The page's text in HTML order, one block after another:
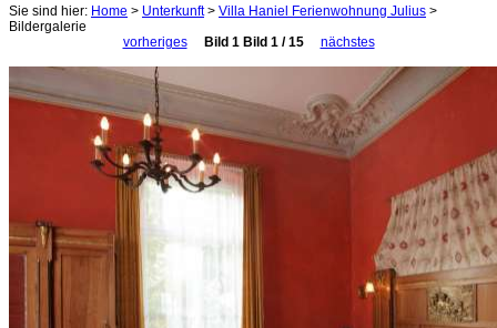
Sie sind hier: Home > Unterkunft> Villa Haniel Ferienwohnung Julius >
Bildergalerie
vorheriges
Bild 1 Bild 1 / 15 nächstes